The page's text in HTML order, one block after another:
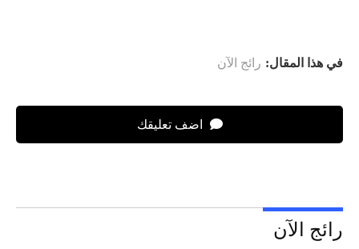
في هذا المقال: رائج الآن
اضف تعليقك
رائج الآن